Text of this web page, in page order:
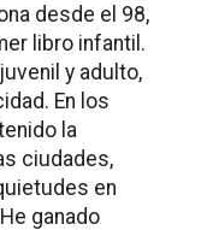
desde el 98,
libro infantil.
y adulto,
En los
la
ciudades,
en
He ganado